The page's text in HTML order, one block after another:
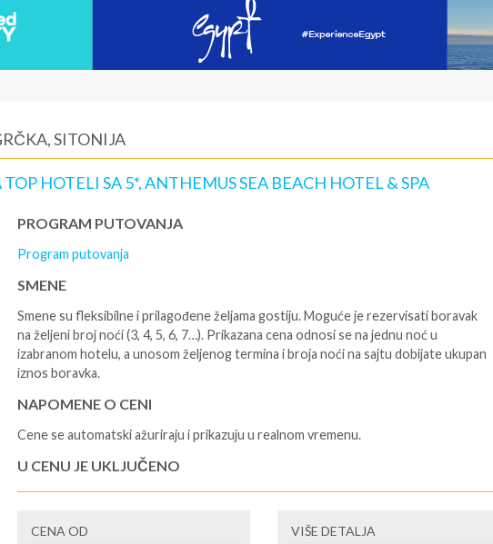
SITONIJA
HOTELI SA 5*, ANTHEMUS SEA BEACH HOTEL & SPA
PROGRAM PUTOVANJA
Program putovanja
SMENE
Smene su fleksibilne i prilagođene željama gostiju. Moguće je rezervisati boravak
na željeni broj noći (3, 4, 5, 6, 7…). Prikazana cena odnosi se na jednu noć u
izabranom hotelu, a unosom željenog termina i broja noći na sajtu dobijate ukupan
iznos boravka.
NAPOMENE O CENI
Cene se automatski ažuriraju i prikazuju u realnom vremenu.
U CENU JE UKLJUČENO
- rezervisane i potvrđene usluge u izabranoj smeštajnoj jedinici prema opisu -
putovanja
CENA OD VIŠE DETALJA